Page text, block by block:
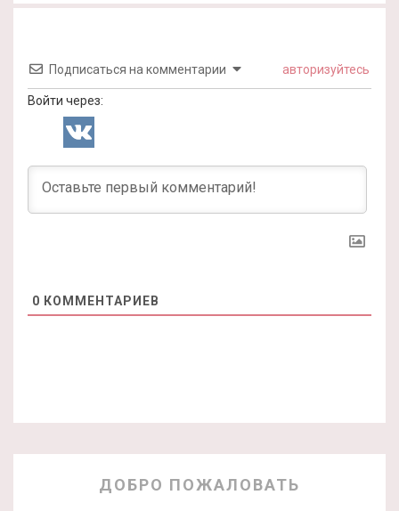
Подписаться на комментарии авторизуйтесь
Войти через:
0 КОММЕНТАРИЕВ
ДОБРО ПОЖАЛОВАТЬ